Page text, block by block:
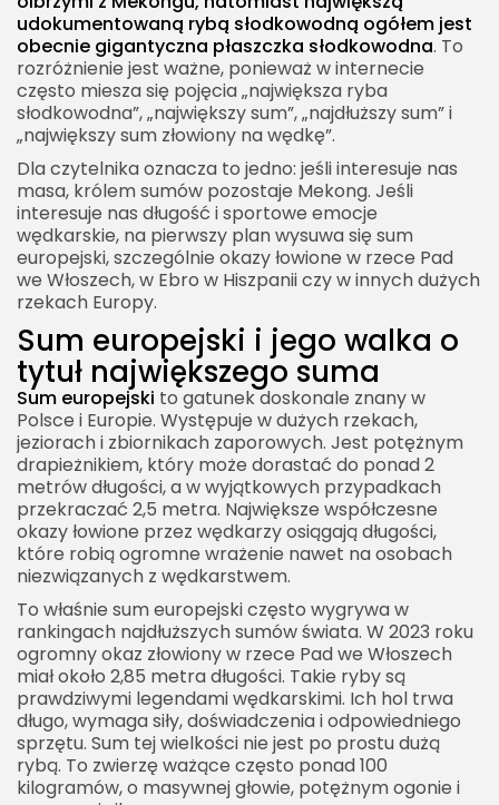
udokumentowaną rybą słodkowodną ogółem jest
obecnie gigantyczna płaszczka słodkowodna. To
rozróżnienie jest ważne, ponieważ w internecie
często miesza się pojęcia „największa ryba
słodkowodna”, „największy sum”, „najdłuższy sum” i
„największy sum złowiony na wędkę”.
Dla czytelnika oznacza to jedno: jeśli interesuje nas
masa, królem sumów pozostaje Mekong. Jeśli
interesuje nas długość i sportowe emocje
wędkarskie, na pierwszy plan wysuwa się sum
europejski, szczególnie okazy łowione w rzece Pad
we Włoszech, w Ebro w Hiszpanii czy w innych dużych
rzekach Europy.
Sum europejski i jego walka o
tytuł największego suma
Sum europejski to gatunek doskonale znany w
Polsce i Europie. Występuje w dużych rzekach,
jeziorach i zbiornikach zaporowych. Jest potężnym
drapieżnikiem, który może dorastać do ponad 2
metrów długości, a w wyjątkowych przypadkach
przekraczać 2,5 metra. Największe współczesne
okazy łowione przez wędkarzy osiągają długości,
które robią ogromne wrażenie nawet na osobach
niezwiązanych z wędkarstwem.
To właśnie sum europejski często wygrywa w
rankingach najdłuższych sumów świata. W 2023 roku
ogromny okaz złowiony w rzece Pad we Włoszech
miał około 2,85 metra długości. Takie ryby są
prawdziwymi legendami wędkarskimi. Ich hol trwa
długo, wymaga siły, doświadczenia i odpowiedniego
sprzętu. Sum tej wielkości nie jest po prostu dużą
rybą. To zwierzę ważące często ponad 100
kilogramów, o masywnej głowie, potężnym ogonie i